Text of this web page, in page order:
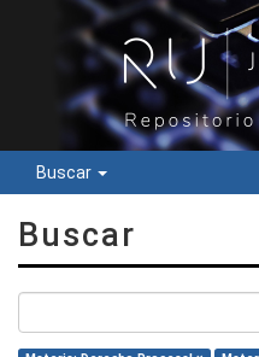
Buscar
Buscar